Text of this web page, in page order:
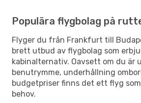
Populära flygbolag på
Flyger du från Frankfurt till
brett utbud av flygbolag som
kabinalternativ. Oavsett om du är
benutrymme, underhållning
budgetpriser finns det ett flyg
behov.